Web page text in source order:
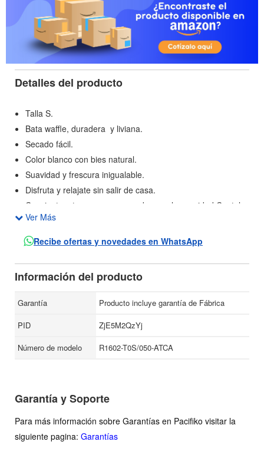
Detalles del producto
Talla S.
Bata waffle, duradera y liviana.
Secado fácil.
Color blanco con bies natural.
Suavidad y frescura inigualable.
Disfruta y relajate sin salir de casa.
Consiente a tus personas amadas con la suavidad Cantel.
Modelo: R1602-T0S/050-ATCA.
Ver Más
Recibe ofertas y novedades en WhatsApp
Información del producto
Garantía
Producto incluye garantía de Fábrica
PID
ZjE5M2QzYj
Número de modelo
R1602-T0S/050-ATCA
Garantía y Soporte
Para más información sobre Garantías en Pacifiko visitar la
siguiente pagina: Garantías